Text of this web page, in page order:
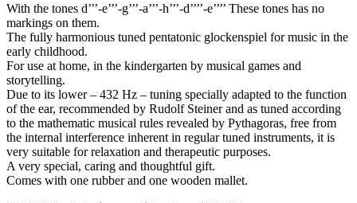
With the tones d’’’-e’’’-g’’’-a’’’-h’’’-d’’’’-e’’’’ These tones has no
markings on them.
The fully harmonious tuned pentatonic glockenspiel for music in the
early childhood.
For use at home, in the kindergarten by musical games and
storytelling.
Due to its lower – 432 Hz – tuning specially adapted to the function
of the ear, recommended by Rudolf Steiner and as tuned according
to the mathematic musical rules revealed by Pythagoras, free from
the internal interference inherent in regular tuned instruments, it is
very suitable for relaxation and therapeutic purposes.
A very special, caring and thoughtful gift.
Comes with one rubber and one wooden mallet.